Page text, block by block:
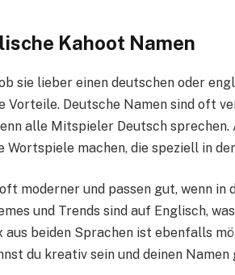
Kahoot Namen
sie lieber einen deutschen oder
Vorteile. Deutsche Namen sind oft
alle Mitspieler Deutsch sprechen.
Wortspiele machen, die speziell in
moderner und passen gut, wenn
und Trends sind auf Englisch,
aus beiden Sprachen ist ebenfalls
du kreativ sein und deinen